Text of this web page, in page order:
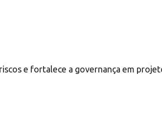
e fortalece a governança em